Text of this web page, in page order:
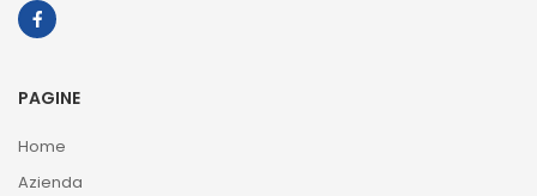
PAGINE
Home
Azienda